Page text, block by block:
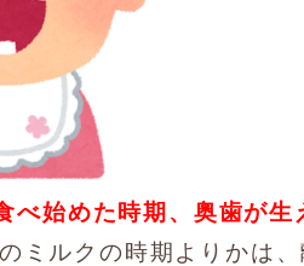
べ始めた時期、奥歯が生
ミルクの時期よりかは